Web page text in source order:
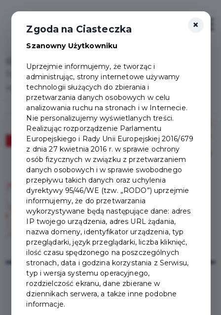
Szkolenie online: projektowanie graficzne z
wykorzystaniem aplikacji cyfrowych - zgłoś się!
2021-02-10
×
Zgoda na Ciasteczka
Szanowny Użytkowniku
Uprzejmie informujemy, że tworząc i
administrując, strony internetowe używamy
technologii służących do zbierania i
przetwarzania danych osobowych w celu
analizowania ruchu na stronach i w Internecie.
Nie personalizujemy wyświetlanych treści.
Realizując rozporządzenie Parlamentu
Europejskiego i Rady Unii Europejskiej 2016/679
z dnia 27 kwietnia 2016 r. w sprawie ochrony
osób fizycznych w związku z przetwarzaniem
danych osobowych i w sprawie swobodnego
przepływu takich danych oraz uchylenia
dyrektywy 95/46/WE (tzw. „RODO”) uprzejmie
informujemy, że do przetwarzania
wykorzystywane będą następujące dane: adres
IP twojego urządzenia, adres URL żądania,
nazwa domeny, identyfikator urządzenia, typ
przeglądarki, język przeglądarki, liczba kliknięć,
ilość czasu spędzonego na poszczególnych
stronach, data i godzina korzystania z Serwisu,
typ i wersja systemu operacyjnego,
rozdzielczość ekranu, dane zbierane w
dziennikach serwera, a także inne podobne
informacje.